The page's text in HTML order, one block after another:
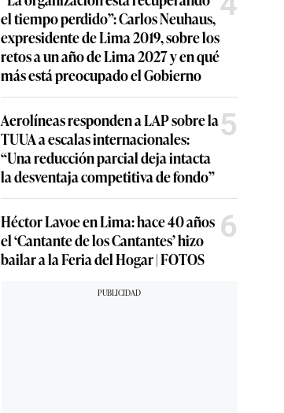
el tiempo perdido”: Carlos Neuhaus,
expresidente de Lima 2019, sobre los
retos a un año de Lima 2027 y en qué
más está preocupado el Gobierno
Aerolíneas responden a LAP sobre la
TUUA a escalas internacionales:
“Una reducción parcial deja intacta
la desventaja competitiva de fondo”
5
Héctor Lavoe en Lima: hace 40 años
el ‘Cantante de los Cantantes’ hizo
bailar a la Feria del Hogar | FOTOS
6